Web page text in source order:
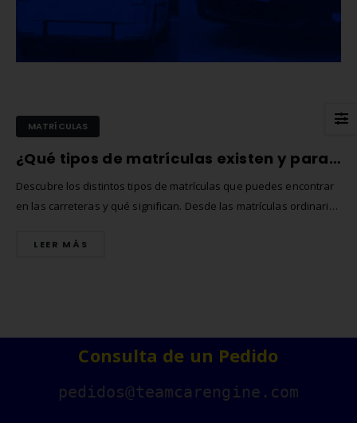
¿Qué tipos de matrículas existen y para qué se utilizan? Guía completa
MATRÍCULAS
Descubre los distintos tipos de matrículas que puedes encontrar
en las carreteras y qué significan. Desde las matrículas ordinarias
LEER MÁS
Comprar matrículas a
propio equipo de fabricación
Matrícula Acrílica para
Normativa DGT 2026
Consulta de un Pedido
pedidos@teamcarengine.com